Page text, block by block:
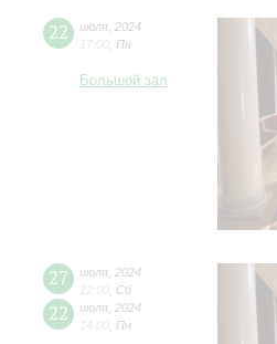
22 июля 2024
17:00 Пн
Большой зал
27 июля 2024
12:00 Сб
22 июля 2024
14:00 Пн